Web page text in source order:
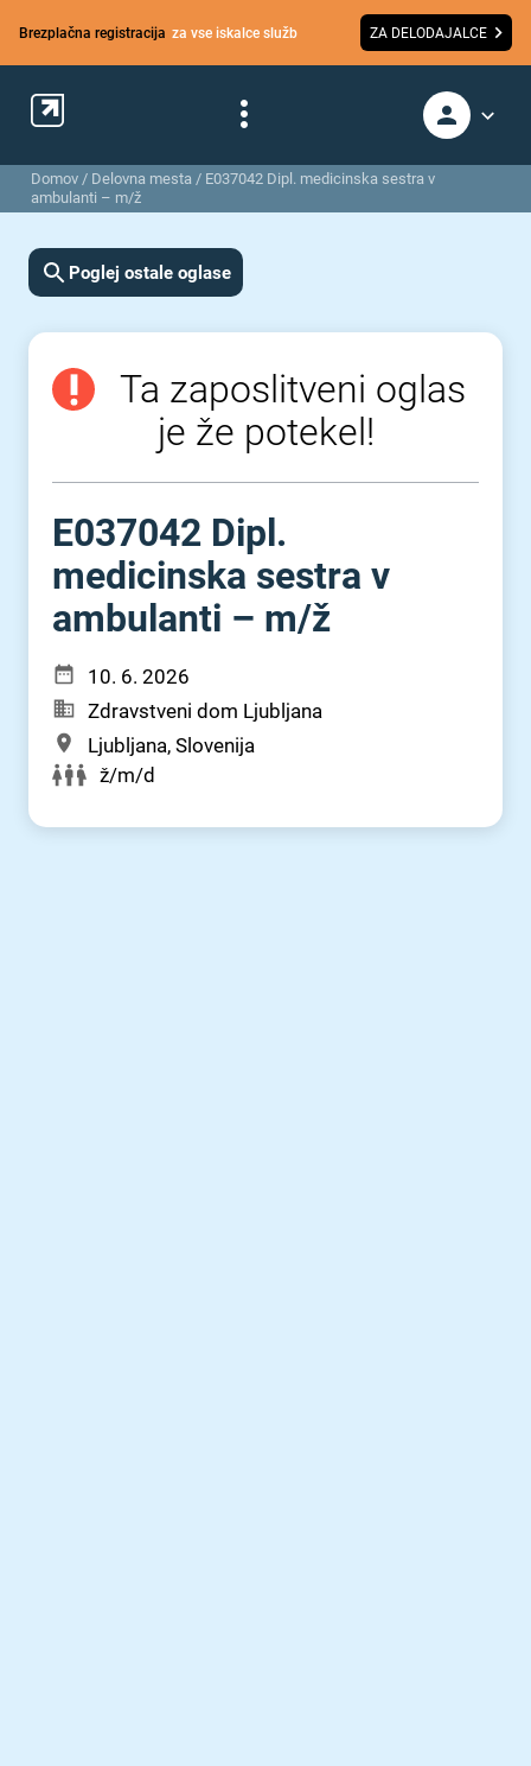
Brezplačna registracija za vse iskalce služb ZA DELODAJALCE
Domov / Delovna mesta / E037042 Dipl. medicinska sestra v
ambulanti – m/ž
Poglej ostale oglase
Ta zaposlitveni oglas
je že potekel!
E037042 Dipl.
medicinska sestra v
ambulanti – m⁠/⁠ž
10. 6. 2026
Zdravstveni dom Ljubljana
Ljubljana, Slovenija
ž/m/d